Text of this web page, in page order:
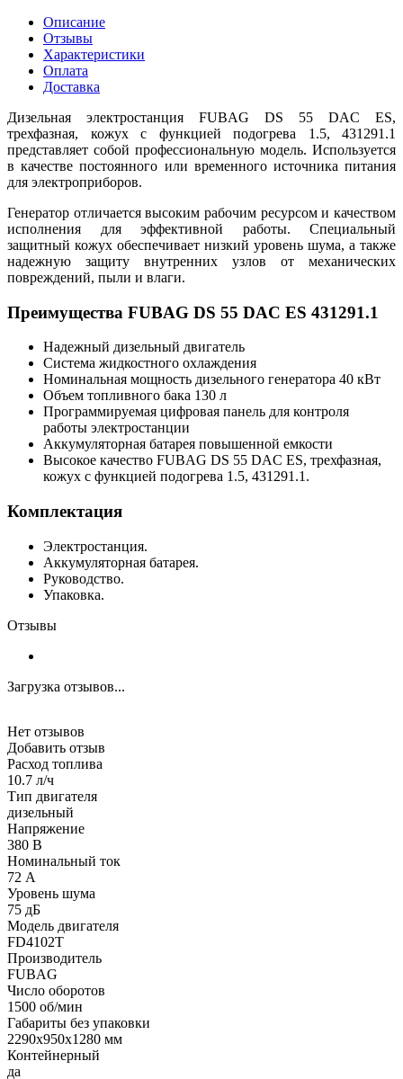
Описание
Отзывы
Характеристики
Оплата
Доставка
Дизельная электростанция FUBAG DS 55 DAC ES,
трехфазная, кожух с функцией подогрева 1.5, 431291.1
представляет собой профессиональную модель. Используется
в качестве постоянного или временного источника питания
для электроприборов.
Генератор отличается высоким рабочим ресурсом и качеством
исполнения для эффективной работы. Специальный
защитный кожух обеспечивает низкий уровень шума, а также
надежную защиту внутренних узлов от механических
повреждений, пыли и влаги.
Преимущества FUBAG DS 55 DAC ES 431291.1
Надежный дизельный двигатель
Система жидкостного охлаждения
Номинальная мощность дизельного генератора 40 кВт
Объем топливного бака 130 л
Программируемая цифровая панель для контроля
работы электростанции
Аккумуляторная батарея повышенной емкости
Высокое качество FUBAG DS 55 DAC ES, трехфазная,
кожух с функцией подогрева 1.5, 431291.1.
Комплектация
Электростанция.
Аккумуляторная батарея.
Руководство.
Упаковка.
Отзывы
Загрузка отзывов...
Нет отзывов
Добавить отзыв
Расход топлива
10.7 л/ч
Тип двигателя
дизельный
Напряжение
380 В
Номинальный ток
72 А
Уровень шума
75 дБ
Модель двигателя
FD4102T
Производитель
FUBAG
Число оборотов
1500 об/мин
Габариты без упаковки
2290х950х1280 мм
Контейнерный
да